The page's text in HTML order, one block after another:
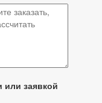
или заявкой